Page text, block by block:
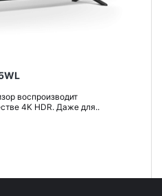
воспроизводит
4K HDR. Даже для..